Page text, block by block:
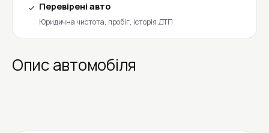
Перевірені авто
Юридична чистота, пробіг, історія ДТП
Опис автомобіля